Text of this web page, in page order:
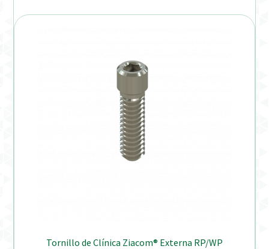
Tornillo de Clínica Ziacom® Externa RP/WP